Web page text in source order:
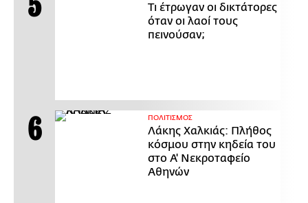
Τι έτρωγαν οι δικτάτορες
όταν οι λαοί τους
πεινούσαν;
ΠΟΛΙΤΙΣΜΟΣ
Λάκης Χαλκιάς: Πλήθος
κόσμου στην κηδεία του
στο Α' Νεκροταφείο
Αθηνών